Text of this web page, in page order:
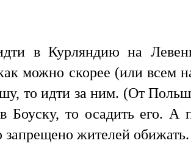
в Курляндию на
можно скорее (или всем
то идти за ним. (От
то осадить его. А
запрещено жителей обижать.